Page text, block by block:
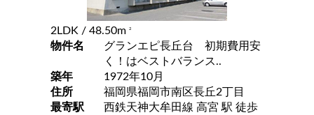
2LDK / 48.50m 2
物件名
グランエピ長丘台 初期費用安
く！はベストバランス..
築年
1972年10月
住所
福岡県福岡市南区長丘2丁目
最寄駅
西鉄天神大牟田線 高宮 駅 徒歩